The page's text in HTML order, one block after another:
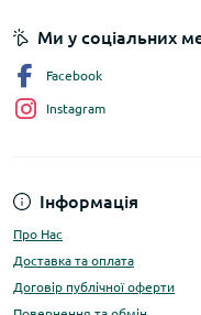
Інформація
Про Нас
Доставка та оплата
Договір публічної оферти
Ми у соціальних
Facebook
Instagram